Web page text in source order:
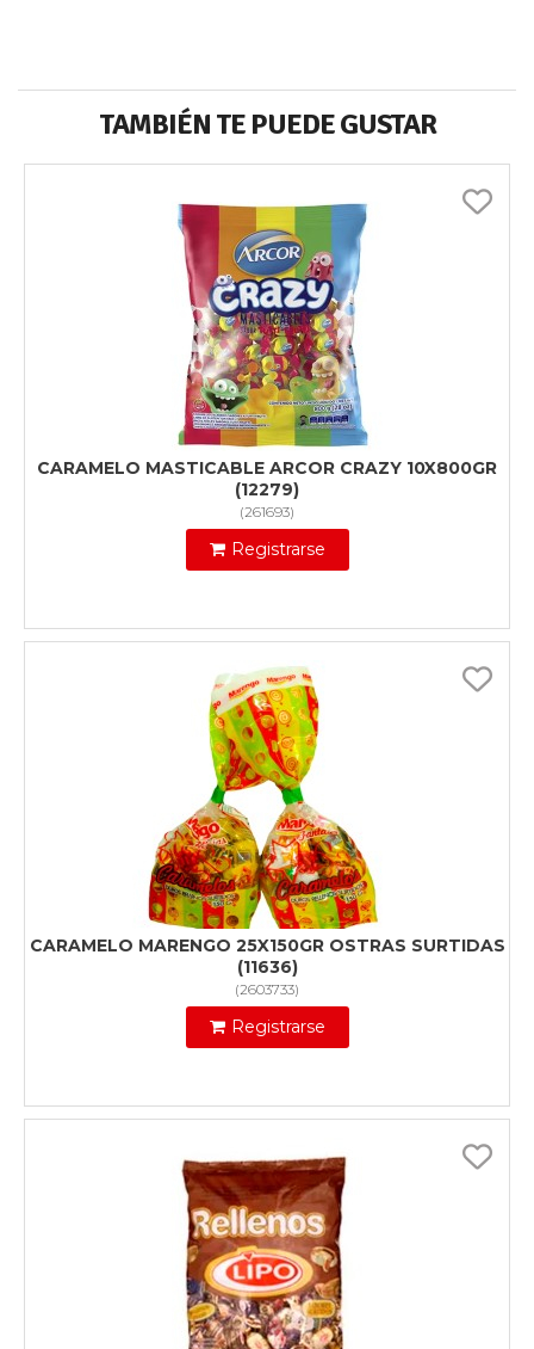
TAMBIÉN TE PUEDE GUSTAR
CARAMELO MASTICABLE ARCOR CRAZY 10X800GR
(12279)
(261693)
Registrarse
CARAMELO MARENGO 25X150GR OSTRAS SURTIDAS
(11636)
(2603733)
Registrarse